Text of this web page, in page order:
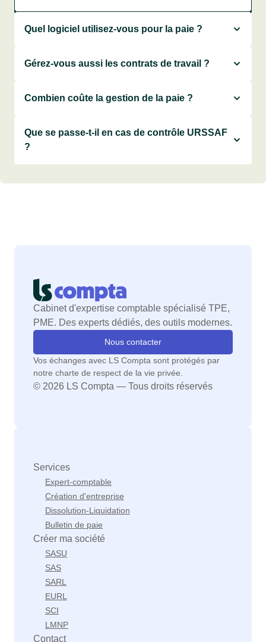
Quel logiciel utilisez-vous pour la paie ?
Gérez-vous aussi les contrats de travail ?
Combien coûte la gestion de la paie ?
Que se passe-t-il en cas de contrôle URSSAF
?
Cabinet d'expertise comptable spécialisé TPE,
PME. Des experts dédiés, des outils modernes.
Nous contacter
Vos échanges avec LS Compta sont protégés par
notre charte de respect de la vie privée.
© 2026 LS Compta — Tous droits réservés
Services
Expert-comptable
Création d'entreprise
Dissolution-Liquidation
Bulletin de paie
Créer ma société
SASU
SAS
SARL
EURL
SCI
LMNP
Contact